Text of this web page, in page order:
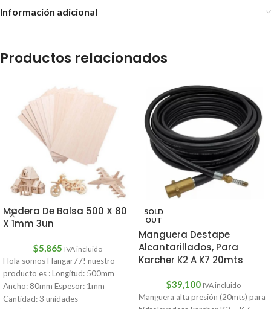
Información adicional
Productos relacionados
Madera De Balsa 500 X 80
X 1mm 3un
$5,865 IVA incluido
Hola somos Hangar77! nuestro
producto es : Longitud: 500mm
Ancho: 80mm Espesor: 1mm
Cantidad: 3 unidades
SOLD
OUT
Manguera Destape
Alcantarillados, Para
Karcher K2 A K7 20mts
$39,100 IVA incluido
Manguera alta presión (20mts) para